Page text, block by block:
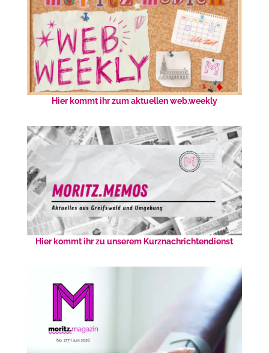
Hier kommt ihr zum aktuellen web.weekly
Hier kommt ihr zu unserem Kurznachrichtendienst